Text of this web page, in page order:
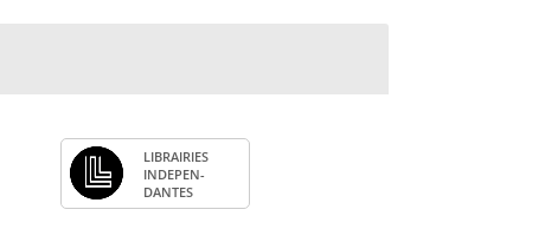
LIBRAI­RIES
INDE­PEN­
DANTES